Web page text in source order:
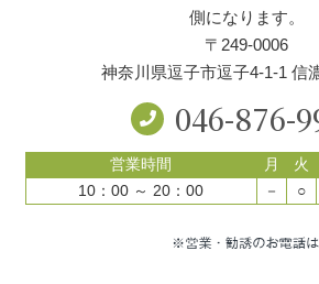
側になります。
〒249-0006
神奈川県逗子市逗子4-1-1 信
046-876-
営業時間 月 火
10：00 ～ 20：00
－ ○